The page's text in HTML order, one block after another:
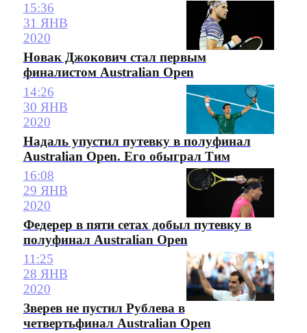
15:36
31 ЯНВ
2020
Новак Джокович стал первым
финалистом Australian Open
14:26
30 ЯНВ
2020
Надаль упустил путевку в полуфинал
Australian Open. Его обыграл Тим
16:08
29 ЯНВ
2020
Федерер в пяти сетах добыл путевку в
полуфинал Australian Open
11:25
28 ЯНВ
2020
Зверев не пустил Рублева в
четвертьфинал Australian Open